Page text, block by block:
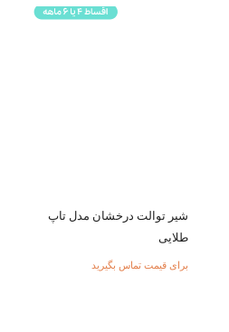
شیر توالت درخشان مدل تاپ
طلایی
برای قیمت تماس بگیرید